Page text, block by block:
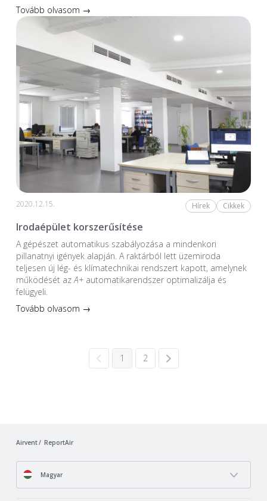
Tovább olvasom →
2020.12.15. Hírek Cikkek
Irodaépület korszerűsítése
A gépészet automatikus szabályozása a mindenkori
pillanatnyi igények alapján. A raktárból lett üzemiroda
teljesen új lég- és klímatechnikai rendszert kapott, amelynek
működését azA+automatikarendszer optimalizálja és
felügyeli.
Tovább olvasom →
1 2
Airvent ReportAir
Magyar